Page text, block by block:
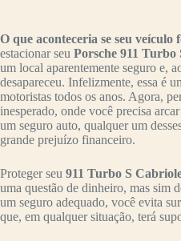
O que aconteceria se seu veículo
estacionar seu Porsche 911 Turbo
um local aparentemente seguro e,
desapareceu. Infelizmente, essa é
motoristas todos os anos. Agora,
inesperado, onde você precisa
um seguro auto, qualquer um
grande prejuízo financeiro.
Proteger seu 911 Turbo S
uma questão de dinheiro, mas sim
um seguro adequado, você evita
que, em qualquer situação, terá